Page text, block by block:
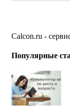
Calcon.ru -
Популярные